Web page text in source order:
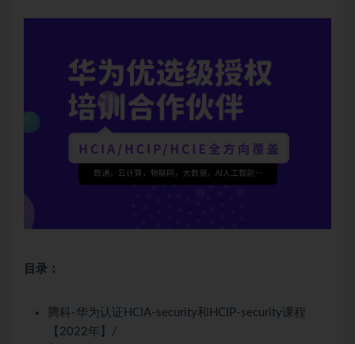
目录：
腾科-华为认证HCIA-security和HCIP-security课程
【2022年】/